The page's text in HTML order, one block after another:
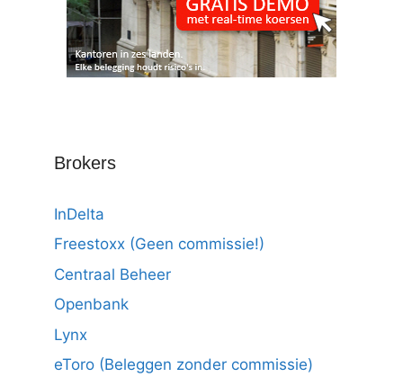
Brokers
InDelta
Freestoxx (Geen commissie!)
Centraal Beheer
Openbank
Lynx
eToro (Beleggen zonder commissie)